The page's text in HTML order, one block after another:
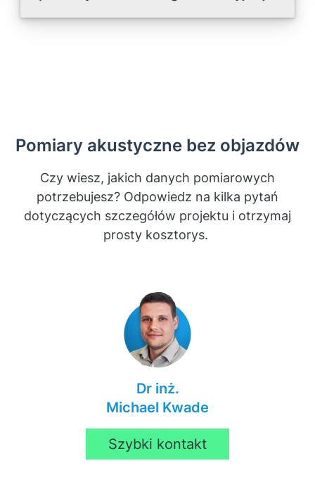
Pomiary akustyczne bez objazdów
Czy wiesz, jakich danych pomiarowych
potrzebujesz? Odpowiedz na kilka pytań
dotyczących szczegółów projektu i otrzymaj
prosty kosztorys.
Dr inż.
Michael Kwade
Szybki kontakt